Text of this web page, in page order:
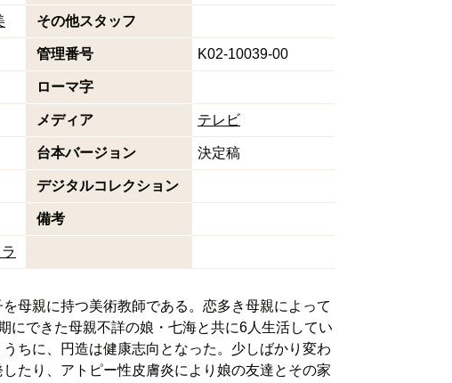
その他スタッフ
管理番号 K02-10039-00
ローマ字
メディア テレビ
台本バージョン 決定稿
デジタルコレクション
備考
母親に持つ美術教師である。恋多き母親によって
にできた母親不詳の娘・七海と共に6人生活してい
ちに、円造は健康志向となった。少しばかり変わ
たり、アトピー性皮膚炎により娘の友達とその家